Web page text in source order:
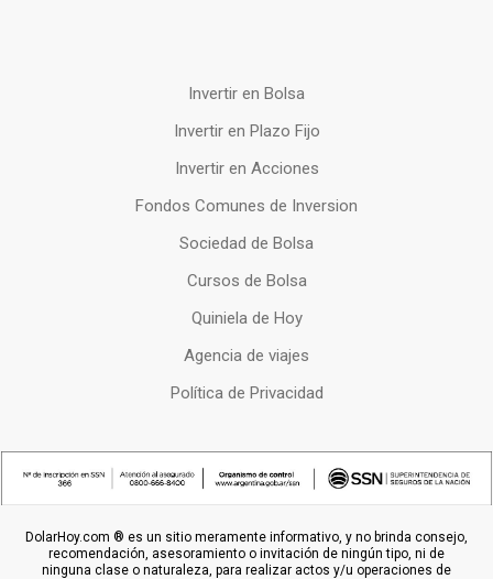
Invertir en Bolsa
Invertir en Plazo Fijo
Invertir en Acciones
Fondos Comunes de Inversion
Sociedad de Bolsa
Cursos de Bolsa
Quiniela de Hoy
Agencia de viajes
Política de Privacidad
DolarHoy.com ® es un sitio meramente informativo, y no brinda consejo,
recomendación, asesoramiento o invitación de ningún tipo, ni de
ninguna clase o naturaleza, para realizar actos y/u operaciones de